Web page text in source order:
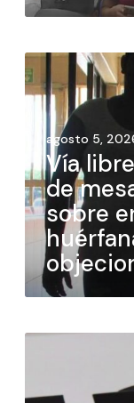
agosto 5,
Vía
de
sobre